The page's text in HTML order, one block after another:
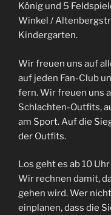
König und 5
Winkel /
Kindergarten.
Wir freuen uns auf
auf jeden Fan-Club
fern. Wir freuen uns
Schlachten-Outfits,
am Sport. Auf die
der Outfits.
Los geht es ab 10
Wir rechnen damit,
gehen wird. Wer
einplanen, dass die